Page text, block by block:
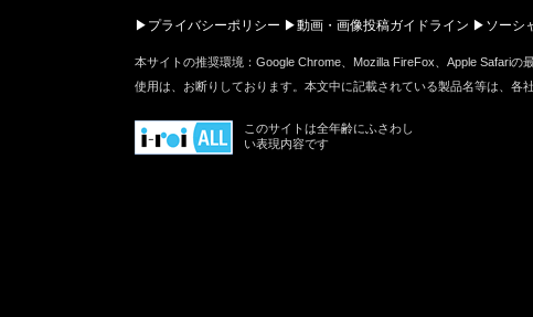
プライバシーポリシー 動画・画像投稿ガイドライン ソーシ
本サイトの推奨環境：Google Chrome、Mozilla FireFox、Apple Safari
使用は、お断りしております。本文中に記載されている製品名等は、各
このサイトは全年齢にふさわし
い表現内容です